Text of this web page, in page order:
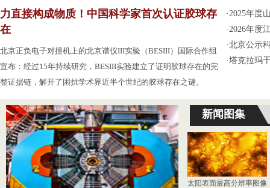
力直接构成物质！中国科学家首次认证胶球存
在
北京正负电子对撞机上的北京谱仪III实验（BESIII）国际合作组
宣布：经过15年持续研究，BESIII实验建立了证明胶球存在的完
整证据链，解开了困扰学术界近半个世纪的胶球存在之谜。
·2025年度
·2026年度
·北京公示
·塔克拉玛
新闻图集
太阳表面最高分辨率图像